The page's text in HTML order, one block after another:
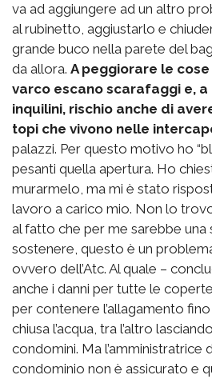
va ad aggiungere ad un altro
al rubinetto, aggiustarlo e
grande buco nella parete del
da allora. A peggiorare le
varco escano scarafaggi e,
inquilini, rischio anche di
topi che vivono nelle
palazzi. Per questo motivo ho
pesanti quella apertura. Ho
murarmelo, ma mi è stato
lavoro a carico mio. Non lo
al fatto che per me sarebbe una
sostenere, questo è un
ovvero dell’Atc. Al quale –
anche i danni per tutte le
per contenere l’allagamento
chiusa l’acqua, tra l’altro
condomini. Ma l’amministratrice
condominio non è assicurato e